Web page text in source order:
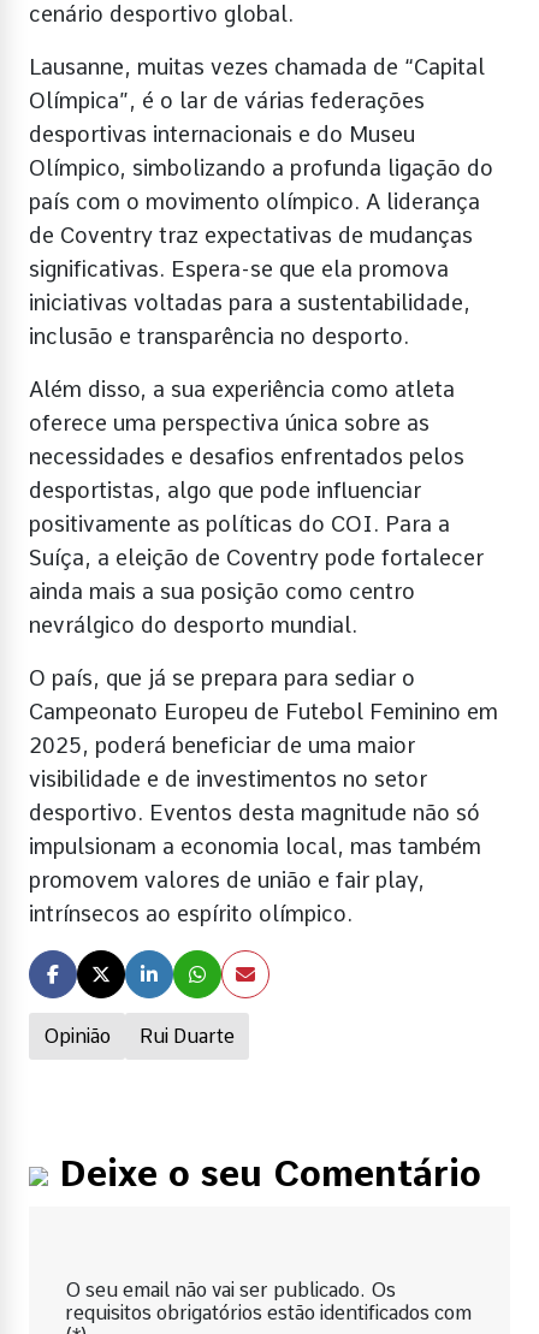
Opinião Rui Duarte
cenário desportivo global.
Lausanne, muitas vezes chamada de “Capital
Olímpica”, é o lar de várias federações
desportivas internacionais e do Museu
Olímpico, simbolizando a profunda ligação do
país com o movimento olímpico. A liderança
de Coventry traz expectativas de mudanças
significativas. Espera-se que ela promova
iniciativas voltadas para a sustentabilidade,
inclusão e transparência no desporto.
Além disso, a sua experiência como atleta
oferece uma perspectiva única sobre as
necessidades e desafios enfrentados pelos
desportistas, algo que pode influenciar
positivamente as políticas do COI. Para a
Suíça, a eleição de Coventry pode fortalecer
ainda mais a sua posição como centro
nevrálgico do desporto mundial.
O país, que já se prepara para sediar o
Campeonato Europeu de Futebol Feminino em
2025, poderá beneficiar de uma maior
visibilidade e de investimentos no setor
desportivo. Eventos desta magnitude não só
impulsionam a economia local, mas também
promovem valores de união e fair play,
intrínsecos ao espírito olímpico.
Deixe o seu Comentário
O seu email não vai ser publicado. Os
requisitos obrigatórios estão identificados com